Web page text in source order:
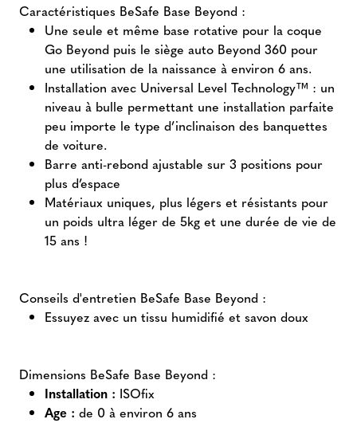
Caractéristiques BeSafe Base Beyond :
Une seule et même base rotative pour la coque
Go Beyond puis le siège auto Beyond 360 pour
une utilisation de la naissance à environ 6 ans.
Installation avec Universal Level Technology™ : un
niveau à bulle permettant une installation parfaite
peu importe le type d’inclinaison des banquettes
de voiture.
Barre anti-rebond ajustable sur 3 positions pour
plus d’espace
Matériaux uniques, plus légers et résistants pour
un poids ultra léger de 5kg et une durée de vie de
15 ans !
Conseils d'entretien BeSafe Base Beyond :
Essuyez avec un tissu humidifié et savon doux
Dimensions BeSafe Base Beyond :
Installation : ISOfix
Age : de 0 à environ 6 ans